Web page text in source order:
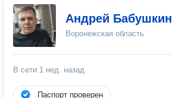
Андрей Бабушкин
Воронежская область
В сети 1 нед. назад
Паспорт проверен